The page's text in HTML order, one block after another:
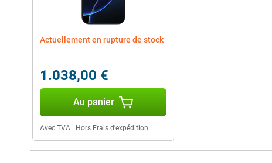
Actuellement en rupture de stock
1.038,00 €
Au panier
Avec TVA Hors Frais d'expédition